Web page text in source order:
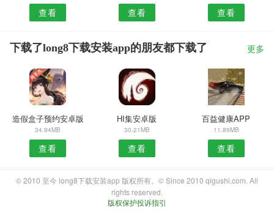
查看 查看 查看
下载了long8下载安装app的朋友都下载了 更多
造假盒子预约安卓版
34.94MB
查看
HI集安卓版
30.21MB
查看
百益健康APP
11.89MB
查看
© 2010 至今 long8下载安装app 版权所有。© Since 2010 qigushi.com. All
rights reserved.
版权保护投诉指引